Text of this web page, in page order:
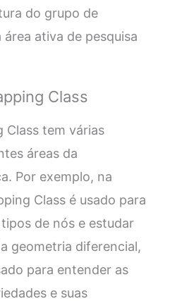
do grupo de
ativa de pesquisa
Class
Class tem várias
áreas da
Por exemplo, na
Class é usado para
de nós e estudar
geometria diferencial,
para entender as
e suas